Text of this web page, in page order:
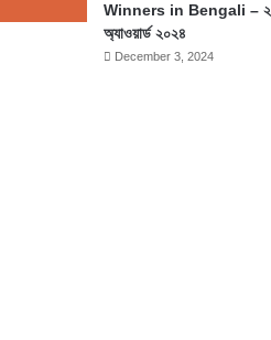
Winners in Bengali –
অ্যাওয়ার্ড ২০২৪
December 3, 2024